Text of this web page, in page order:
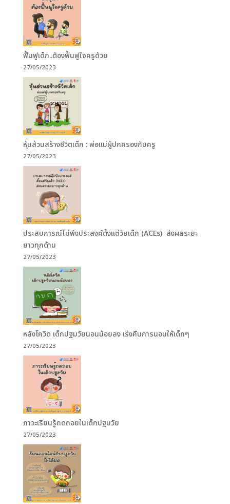
ฟื้นฟูเด็ก..ต้องฟื้นฟูใจครูด้วย
27/05/2023
หุ้นส่วนสร้างชีวิตเด็ก : พ่อแม่ผู้ปกครองกับครู
27/05/2023
ประสบการณ์ไม่พึงประสงค์ตั้งแต่วัยเด็ก (ACEs) ส่งผลระยะ
ยาวทุกด้าน
27/05/2023
หลังโควิด เด็กปฐมวัยนอนน้อยลง เร่งคืนการนอนให้เด็กๆ
27/05/2023
ภาวะเรียนรู้ถดถอยในเด็กปฐมวัย
27/05/2023